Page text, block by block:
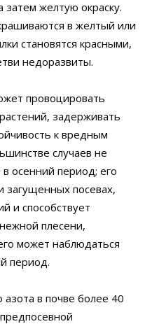
желтую окраску.
в желтый или
становятся красными,
недоразвиты.
провоцировать
задерживать
к вредным
случаев не
осенний период; его
загущенных посевах,
и способствует
плесени,
может наблюдаться
период.
в почве более 40